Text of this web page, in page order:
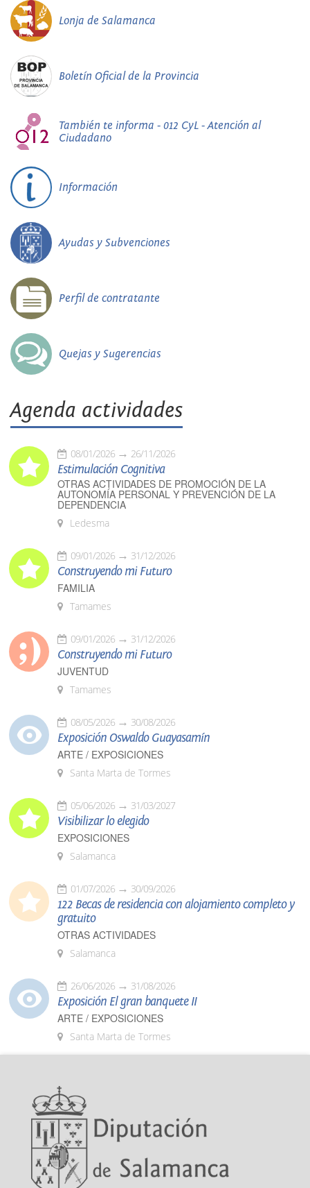
Lonja de Salamanca
Boletín Oficial de la Provincia
También te informa - 012 CyL - Atención al
Ciudadano
Información
Ayudas y Subvenciones
Perfil de contratante
Quejas y Sugerencias
Agenda actividades
08/01/2026 26/11/2026
Estimulación Cognitiva
OTRAS ACTIVIDADES DE PROMOCIÓN DE LA
AUTONOMÍA PERSONAL Y PREVENCIÓN DE LA
DEPENDENCIA
Ledesma
09/01/2026 31/12/2026
Construyendo mi Futuro
FAMILIA
Tamames
09/01/2026 31/12/2026
Construyendo mi Futuro
JUVENTUD
Tamames
08/05/2026 30/08/2026
Exposición Oswaldo Guayasamín
ARTE / EXPOSICIONES
Santa Marta de Tormes
05/06/2026 31/03/2027
Visibilizar lo elegido
EXPOSICIONES
Salamanca
01/07/2026 30/09/2026
122 Becas de residencia con alojamiento completo y
gratuito
OTRAS ACTIVIDADES
Salamanca
26/06/2026 31/08/2026
Exposición El gran banquete II
ARTE / EXPOSICIONES
Santa Marta de Tormes